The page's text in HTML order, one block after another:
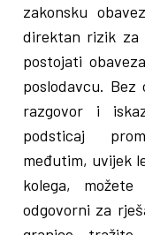
zakonsku
direktan rizik za
postojati
poslodavcu.
razgovor i
podsticaj
međutim, uvijek
kolega,
odgovorni za